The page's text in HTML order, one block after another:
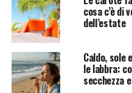
cosa c’è di
dell’estate
Caldo, sole
le labbra:
secchezza